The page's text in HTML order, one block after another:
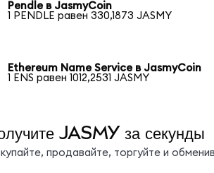
Pendle в JasmyCoin
1 PENDLE равен 330,1873 JASMY
Ethereum Name Service в JasmyCoin
1 ENS равен 1012,2531 JASMY
JASMY за секунды
продавайте, торгуйте и